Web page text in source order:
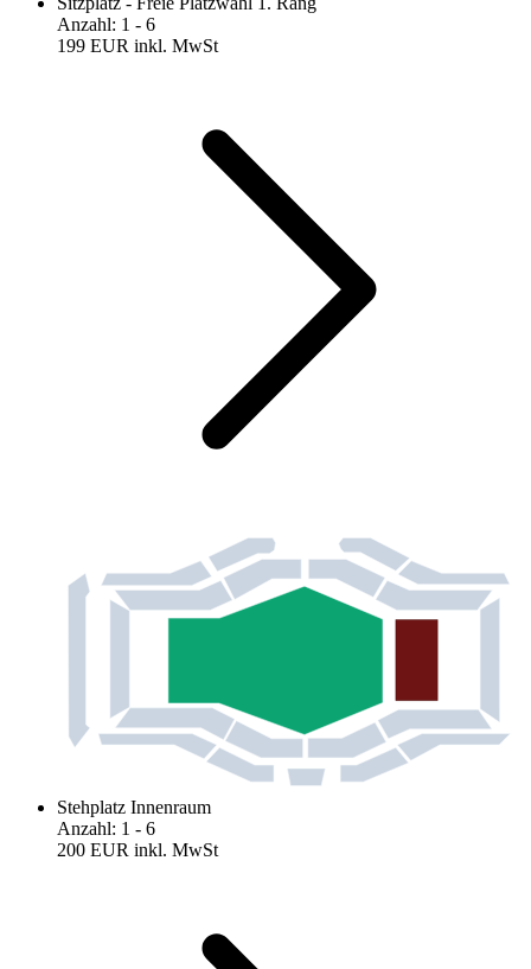
Anzahl: 1 - 6
199 EUR inkl. MwSt
Stehplatz Innenraum
Anzahl: 1 - 6
200 EUR inkl. MwSt